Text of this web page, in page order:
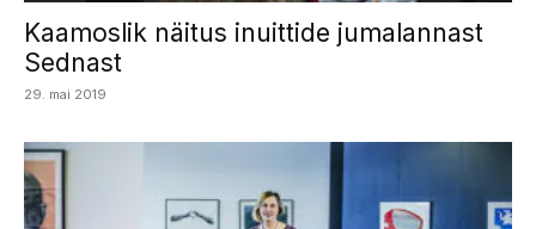
Kaamoslik näitus inuittide jumalannast
Sednast
29. mai 2019